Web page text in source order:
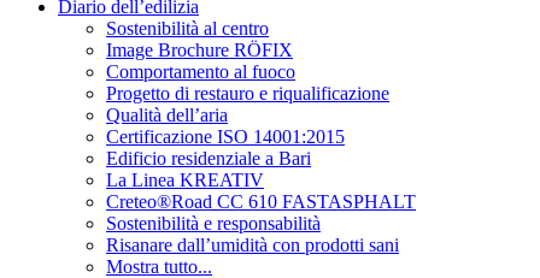
Diario dell’edilizia
Sostenibilità al centro
Image Brochure RÖFIX
Comportamento al fuoco
Progetto di restauro e riqualificazione
Qualità dell’aria
Certificazione ISO 14001:2015
Edificio residenziale a Bari
La Linea KREATIV
Creteo®Road CC 610 FASTASPHALT
Sostenibilità e responsabilità
Risanare dall’umidità con prodotti sani
Mostra tutto...